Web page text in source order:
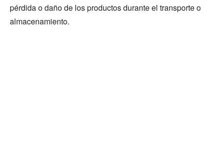
pérdida o daño de los productos durante el transporte o
almacenamiento.